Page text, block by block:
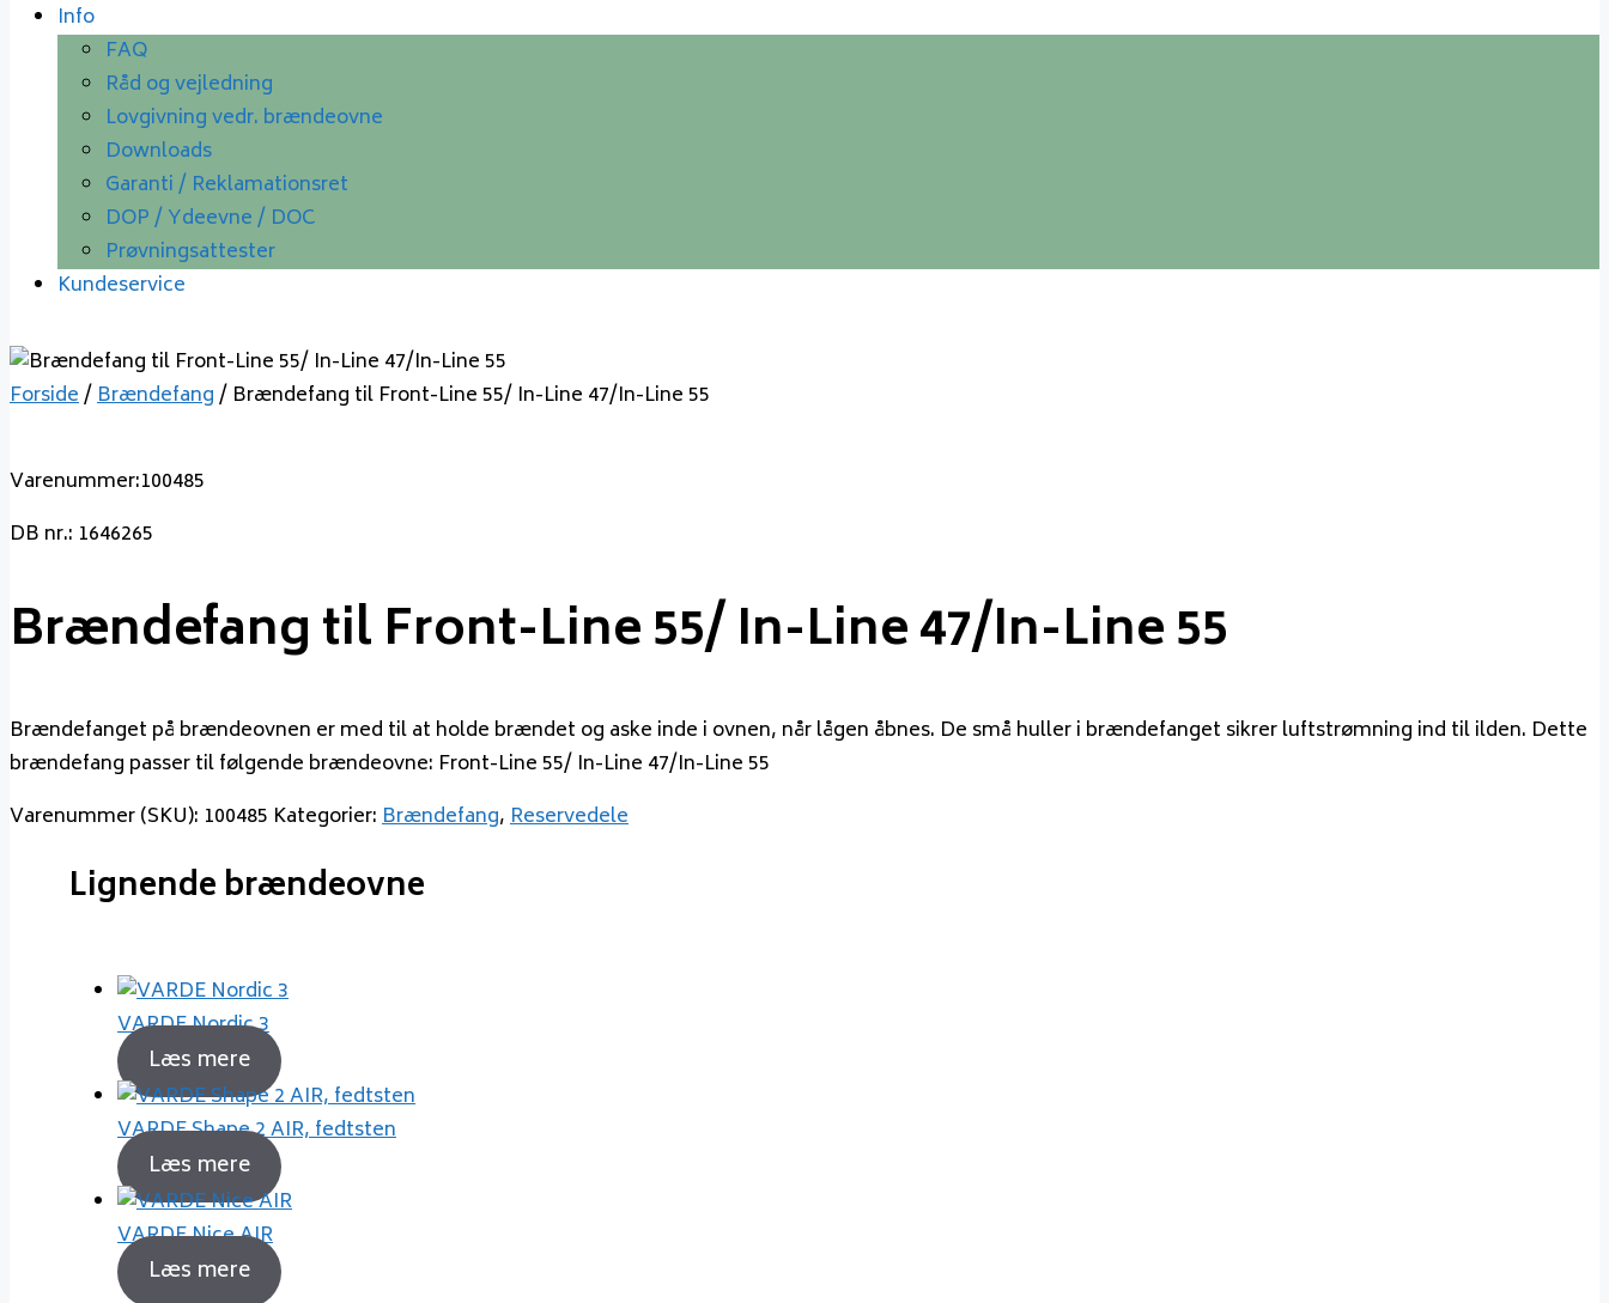
Info
FAQ
Råd og vejledning
Lovgivning vedr. brændeovne
Downloads
Garanti / Reklamationsret
DOP / Ydeevne / DOC
Prøvningsattester
Kundeservice
Forside/Brændefang/ Brændefang til Front-Line 55/ In-Line 47/In-Line 55
Varenummer:100485
DB nr.: 1646265
Brændefang til Front-Line 55/ In-Line 47/In-Line 55
Brændefanget på brændeovnen er med til at holde brændet og aske inde i ovnen, når lågen åbnes. De små huller i brændefanget sikrer luftstrømning ind til ilden. Dette
brændefang passer til følgende brændeovne: Front-Line 55/ In-Line 47/In-Line 55
Varenummer (SKU): 100485 Kategorier:Brændefang,Reservedele
Lignende brændeovne
VARDE Nordic 3
Læs mere
VARDE Shape 2 AIR, fedtsten
Læs mere
VARDE Nice AIR
Læs mere